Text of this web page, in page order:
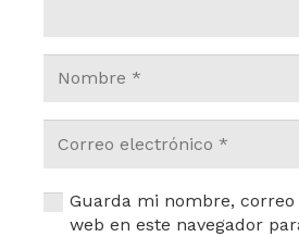
Guarda mi nombre,
web en este navegador